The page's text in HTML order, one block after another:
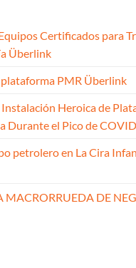
Certificados para
Überlink
PMR Überlink
Heroica de
Durante el Pico de
petrolero en La Cira
MACRORRUEDA DE